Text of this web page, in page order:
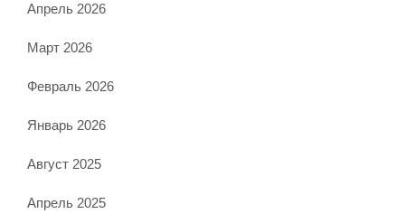
Апрель 2026
Март 2026
Февраль 2026
Январь 2026
Август 2025
Апрель 2025